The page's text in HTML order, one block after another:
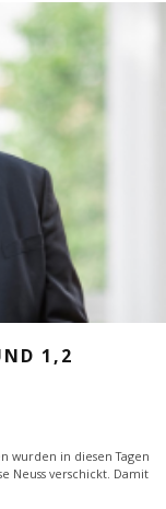
1,2
wurden in diesen Tagen
Neuss verschickt. Damit